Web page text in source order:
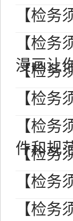
【检务
【检
漫画让
【检务
【检务
【检
件和规
【检务
【检务
【检务